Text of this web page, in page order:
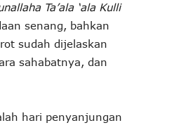
Ta’ala ‘ala Kulli
senang, bahkan
sudah dijelaskan
sahabatnya, dan
hari penyanjungan